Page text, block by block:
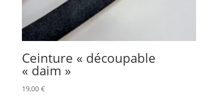
Ceinture « découpable
« daim »
19,00 €